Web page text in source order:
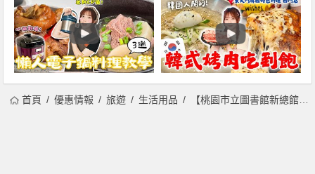
首頁 優惠情報 旅遊 生活用品 【桃園市立圖書館新總館】試營運開館！開放時間/地址及停車場資訊